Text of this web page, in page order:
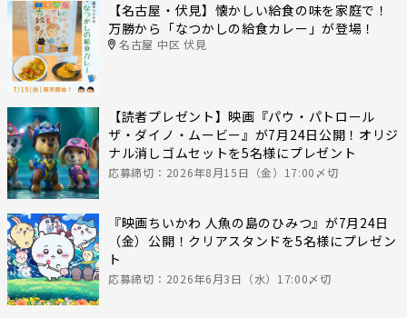
【名古屋・伏見】懐かしい給食の味を家庭で！
万勝から「なつかしの給食カレー」が登場！
名古屋 中区 伏見
【読者プレゼント】映画『パウ・パトロール
ザ・ダイノ・ムービー』が7月24日公開！オリジ
ナル消しゴムセットを5名様にプレゼント
応募締切：2026年8月15日（金）17:00〆切
『映画ちいかわ 人魚の島のひみつ』が7月24日
（金）公開！クリアスタンドを5名様にプレゼン
ト
応募締切：2026年6月3日（水）17:00〆切